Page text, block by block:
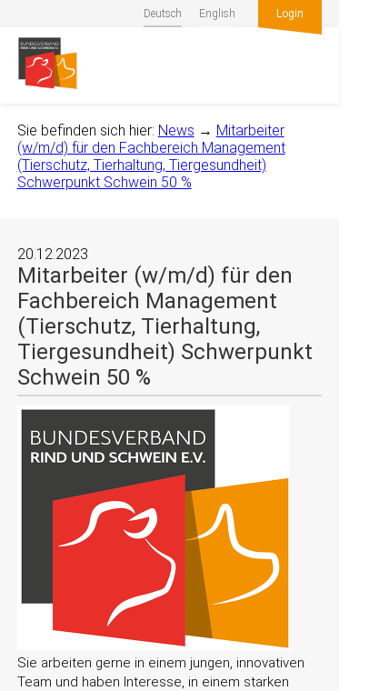
Deutsch English Login
Sie befinden sich hier: News → Mitarbeiter
(w/m/d) für den Fachbereich Management
(Tierschutz, Tierhaltung, Tiergesundheit)
Schwerpunkt Schwein 50 %
20.12.2023
Mitarbeiter (w/m/d) für den
Fachbereich Management
(Tierschutz, Tierhaltung,
Tiergesundheit) Schwerpunkt
Schwein 50 %
Sie arbeiten gerne in einem jungen, innovativen
Team und haben Interesse, in einem starken